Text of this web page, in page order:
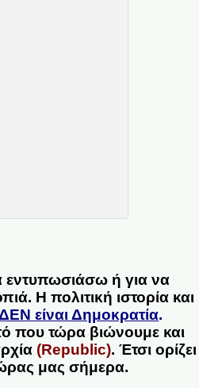
εντυπωσιάσω ή για να
Η πολιτική ιστορία και
είναι Δημοκρατία.
που τώρα βιώνουμε και
(Republic). Έτσι ορίζει
μας σήμερα.